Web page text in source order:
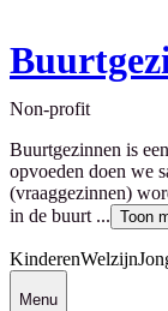
Non-profit
Buurtgezinnen is
opvoeden doen we
(vraaggezinnen)
in de buurt ... Toon
KinderenWelzijn
Menu